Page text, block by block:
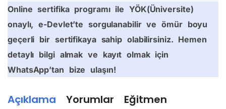
Açıklama Yorumlar Eğitmen
Online sertifika programı ile YÖK(Üniversite)
onaylı, e-Devlet’te sorgulanabilir ve ömür boyu
geçerli bir sertifikaya sahip olabilirsiniz. Hemen
detaylı bilgi almak ve kayıt olmak için
WhatsApp’tan bize ulaşın!